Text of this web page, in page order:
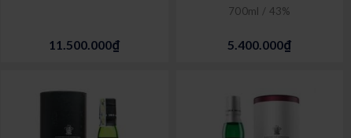
11.500.000₫
700ml / 43%
5.400.000₫